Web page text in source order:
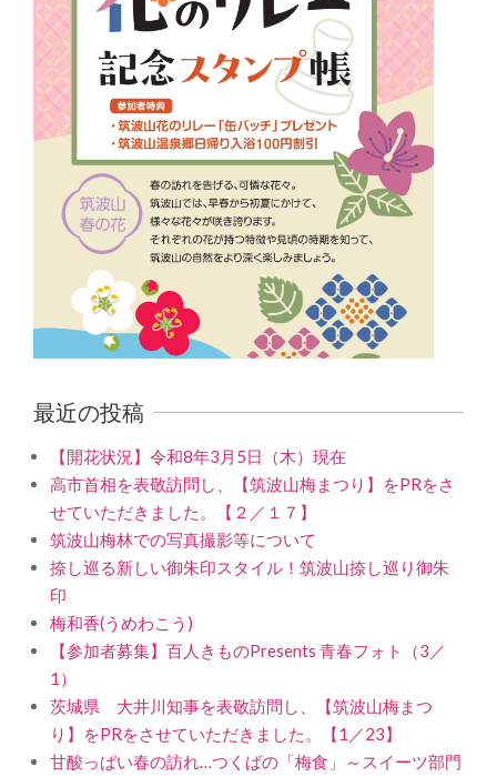
最近の投稿
【開花状況】令和8年3月5日（木）現在
高市首相を表敬訪問し、【筑波山梅まつり】をPRをさ
せていただきました。【２／１７】
筑波山梅林での写真撮影等について
捺し巡る新しい御朱印スタイル！筑波山捺し巡り御朱
印
梅和香(うめわこう)
【参加者募集】百人きものPresents 青春フォト（3／
1）
茨城県 大井川知事を表敬訪問し、【筑波山梅まつ
り】をPRをさせていただきました。【1／23】
甘酸っぱい春の訪れ…つくばの「梅食」～スイーツ部門